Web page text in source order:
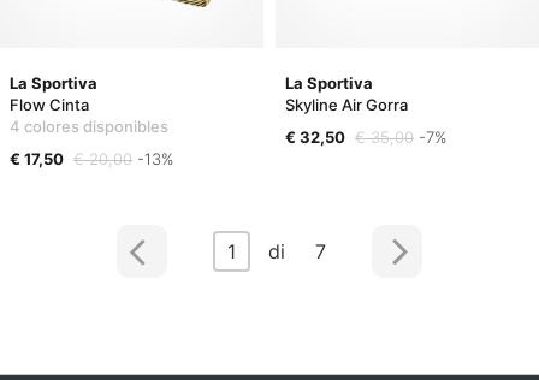
La Sportiva
Flow Cinta
4 colores disponibles
€ 17,50 € 20,00 -13%
La Sportiva
Skyline Air Gorra
€ 32,50 € 35,00 -7%
1 di 7